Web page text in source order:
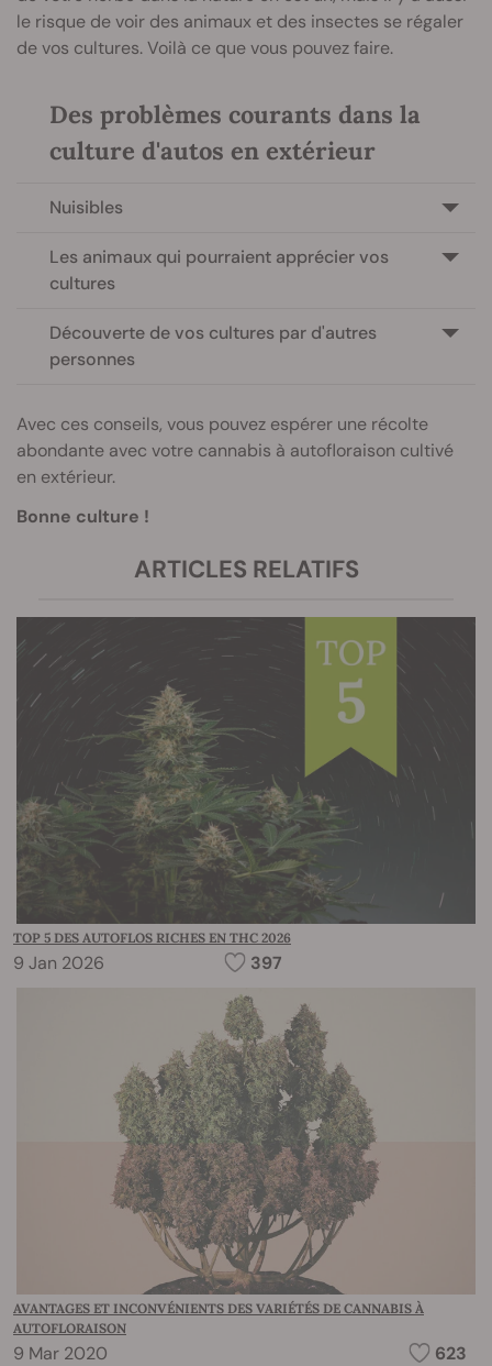
le risque de voir des animaux et des insectes se régaler
de vos cultures. Voilà ce que vous pouvez faire.
Des problèmes courants dans la
culture d'autos en extérieur
Nuisibles
Les animaux qui pourraient apprécier vos
cultures
Découverte de vos cultures par d'autres
personnes
Avec ces conseils, vous pouvez espérer une récolte
abondante avec votre cannabis à autofloraison cultivé
en extérieur.
Bonne culture !
ARTICLES RELATIFS
TOP 5 DES AUTOFLOS RICHES EN THC 2026
9 Jan 2026 397
AVANTAGES ET INCONVÉNIENTS DES VARIÉTÉS DE CANNABIS À
AUTOFLORAISON
9 Mar 2020 623